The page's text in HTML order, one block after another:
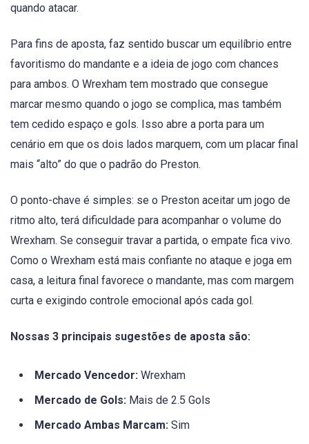
quando atacar.
Para fins de aposta, faz sentido buscar um equilíbrio entre
favoritismo do mandante e a ideia de jogo com chances
para ambos. O Wrexham tem mostrado que consegue
marcar mesmo quando o jogo se complica, mas também
tem cedido espaço e gols. Isso abre a porta para um
cenário em que os dois lados marquem, com um placar final
mais “alto” do que o padrão do Preston.
O ponto-chave é simples: se o Preston aceitar um jogo de
ritmo alto, terá dificuldade para acompanhar o volume do
Wrexham. Se conseguir travar a partida, o empate fica vivo.
Como o Wrexham está mais confiante no ataque e joga em
casa, a leitura final favorece o mandante, mas com margem
curta e exigindo controle emocional após cada gol.
Nossas 3 principais sugestões de aposta são:
Mercado Vencedor: Wrexham
Mercado de Gols: Mais de 2.5 Gols
Mercado Ambas Marcam: Sim